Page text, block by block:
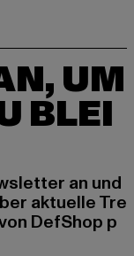
UM
BLEI
an und
aktuelle Tre
DefShop p